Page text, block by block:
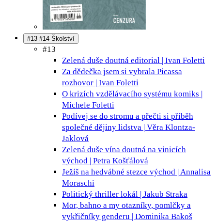
#13 #14 Školství
#13
Zelená duše doutná editorial | Ivan Foletti
Za dědečka jsem si vybrala Picassa
rozhovor | Ivan Foletti
O krizích vzdělávacího systému komiks |
Michele Foletti
Podívej se do stromu a přečti si příběh
společné dějiny lidstva | Věra Klontza-
Jaklová
Zelená duše vína doutná na vinicích
východ | Petra Košťálová
Ježíš na hedvábné stezce východ | Annalisa
Moraschi
Politický thriller lokál | Jakub Straka
Mor, bahno a my otazníky, pomlčky a
vykřičníky genderu | Dominika Bakoš